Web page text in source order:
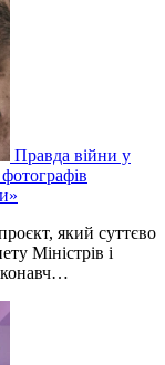
Правда війни у
який суттєво
Міністрів і